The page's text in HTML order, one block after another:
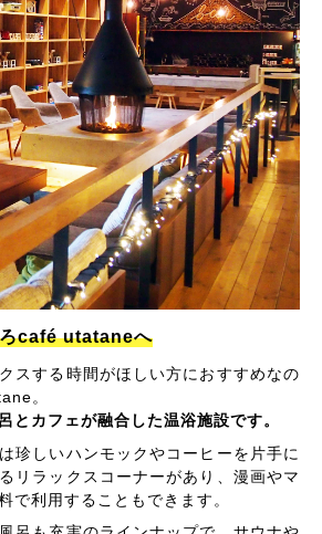
café utataneへ
スする時間がほしい方におすすめなの
。
とカフェが融合した温浴施設です。
珍しいハンモックやコーヒーを片手に
リラックスコーナーがあり、漫画やマ
で利用することもできます。